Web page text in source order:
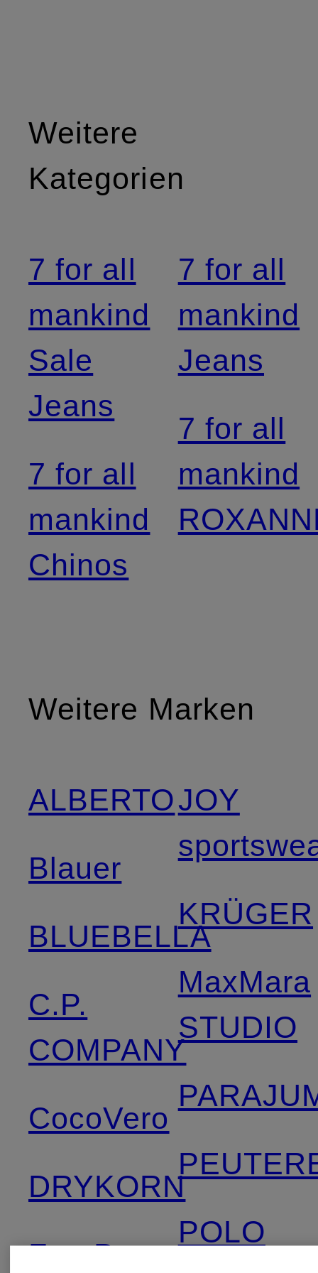
Weitere
Kategorien
7 for all
mankind
Sale
Jeans
7 for all
mankind
Chinos
7 for all
mankind
Jeans
7 for all
mankind
Weitere Marken
ALBERTO
Blauer
BLUEBELLA
C.P.
COMPANY
CocoVero
DRYKORN
FrogBox
JOY
KRÜGER
MaxMara
STUDIO
POLO